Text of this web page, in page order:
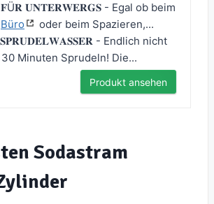
𝐅Ü𝐑 𝐔𝐍𝐓𝐄𝐑𝐖𝐄𝐑𝐆𝐒 - Egal ob beim
Büro
oder beim Spazieren,...
- Endlich nicht
Minuten Sprudeln! Die...
Produkt ansehen
Sodastram